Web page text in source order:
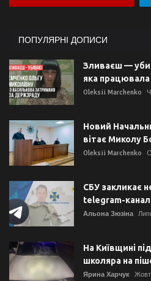
ПОПУЛЯРНІ ДОПИСИ
Зливаєш —
яка працювала
Oleksii Marchenko
Новий
вітає Миколу
Oleksii Marchenko
СБУ закликає
telegram-
Альона Зюзіна
На Київщині
школяра на
Ярина Харчук